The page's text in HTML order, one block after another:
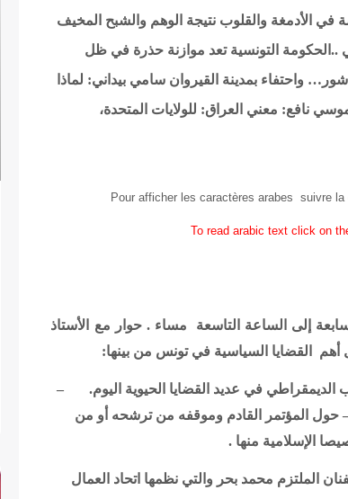
في الأدمغة والقلوب نتيجة الوهم والشبح المخيف
..الحكومة التونسية تعد موازنة حذرة في ظل
واحتفاء بمدينة القيروان سامي بيداني: لماذا
نافع: معني العراق: للولايات المتحدة،
Pour afficher les caractères arabes suivre
To read arabic text click on
.حوار مع الأستاذ
القضايا السياسية في تونس من بينها:
1987. – موقف الحزب الديمقراطي في عديد القضايا الحيوية اليوم. –
. – حول المؤتمر القادم وموقفه من ترشحه أو من
الإسلامية منها .
الملتزم محمد بحر والتي نظمها اتحاد العمال